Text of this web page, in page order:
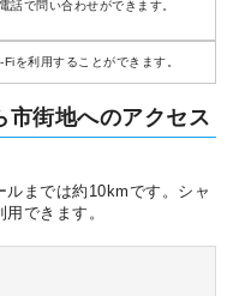
話で問い合わせができます。
を利用することができます。
市街地へのアクセス
までは約10kmです。シャ
できます。